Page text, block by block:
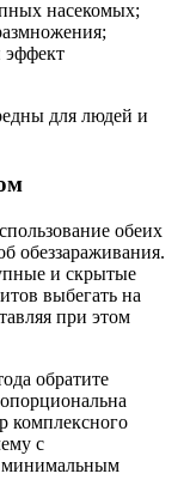
насекомых;
эффект
для людей и
обеих
обеззараживания.
и скрытые
выбегать на
при этом
обратите
комплексного
с
минимальным